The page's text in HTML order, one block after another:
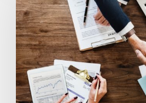
stage
/
Droit
Economique.